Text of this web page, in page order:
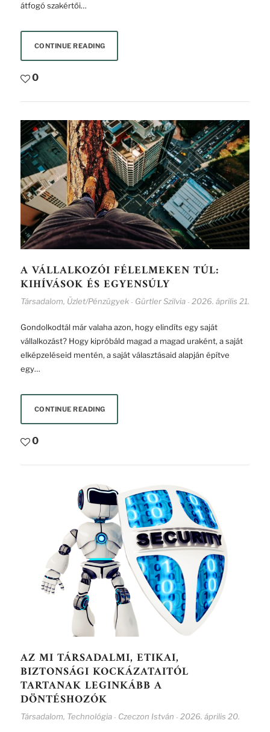
átfogó szakértői…
CONTINUE READING
0
A VÁLLALKOZÓI FÉLELMEKEN TÚL:
KIHÍVÁSOK ÉS EGYENSÚLY
Társadalom, Üzlet/Pénzügyek - Gürtler Szilvia - 2026. április 21.
Gondolkodtál már valaha azon, hogy elindíts egy saját
vállalkozást? Hogy kipróbáld magad a magad uraként, a saját
elképzeléseid mentén, a saját választásaid alapján építve
egy…
CONTINUE READING
0
AZ MI TÁRSADALMI, ETIKAI,
BIZTONSÁGI KOCKÁZATAITÓL
TARTANAK LEGINKÁBB A
DÖNTÉSHOZÓK
Társadalom, Technológia - Czeczon István - 2026. április 20.